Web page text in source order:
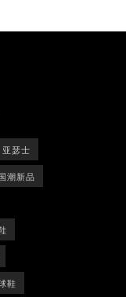
亚瑟士
潮新品
鞋